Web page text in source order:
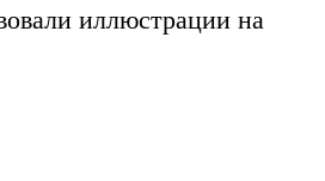
иллюстрации на